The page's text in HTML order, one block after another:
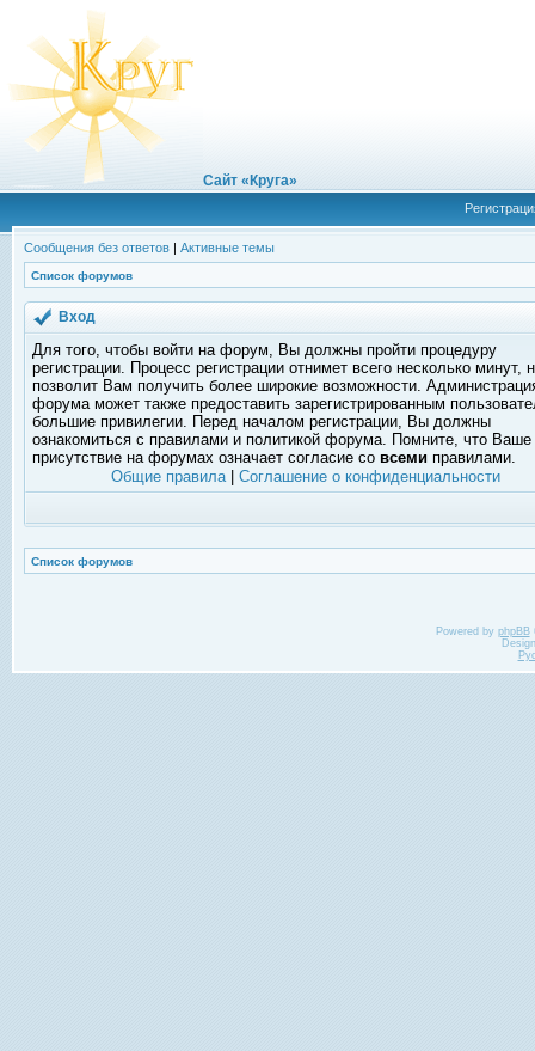
Сайт «Круга»
Сообщения без ответов | Активные темы
Список форумов
Вход
Для того, чтобы войти на форум, Вы должны пройти процедуру
регистрации. Процесс регистрации отнимет всего несколько минут,
позволит Вам получить более широкие возможности.
форума может также предоставить зарегистрированным
большие привилегии. Перед началом регистрации, Вы должны
ознакомиться с правилами и политикой форума. Помните, что Ваше
присутствие на форумах означает согласие со всеми правилами.
Общие правила| Соглашение о конфиденциальности
Список форумов
Powered by phpBB